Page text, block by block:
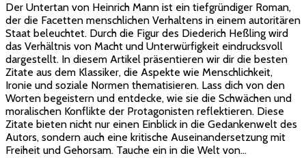
Der Untertan von Heinrich Mann ist ein tiefgründiger Roman,
der die Facetten menschlichen Verhaltens in einem autoritären
Staat beleuchtet. Durch die Figur des Diederich Heßling wird
das Verhältnis von Macht und Unterwürfigkeit eindrucksvoll
dargestellt. In diesem Artikel präsentieren wir dir die besten
Zitate aus dem Klassiker, die Aspekte wie Menschlichkeit,
Ironie und soziale Normen thematisieren. Lass dich von den
Worten begeistern und entdecke, wie sie die Schwächen und
moralischen Konflikte der Protagonisten reflektieren. Diese
Zitate bieten nicht nur einen Einblick in die Gedankenwelt des
Autors, sondern auch eine kritische Auseinandersetzung mit
Freiheit und Gehorsam. Tauche ein in die Welt von…